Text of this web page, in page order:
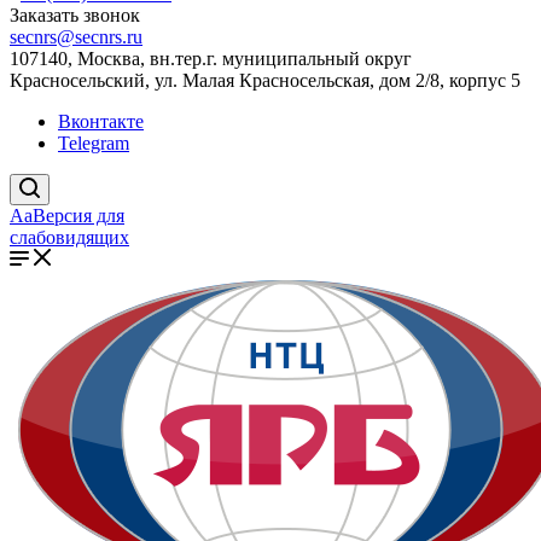
Заказать звонок
secnrs@secnrs.ru
107140, Москва, вн.тер.г. муниципальный округ
Красносельский, ул. Малая Красносельская, дом 2/8, корпус 5
Вконтакте
Telegram
AaВерсия для
слабовидящих